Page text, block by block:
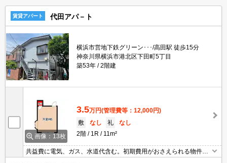
賃貸アパート 代田アパ－ト
横浜市営地下鉄グリーン･･･/高田駅 徒歩15分
神奈川県横浜市港北区下田町5丁目
築53年
2階建
画像：13枚
3.5万円(管理費等：12,000円)
敷
なし 礼
なし
2階
1R 11m²
共益費に電気、ガス、水道代含む。初期費用がおさえられる物件。